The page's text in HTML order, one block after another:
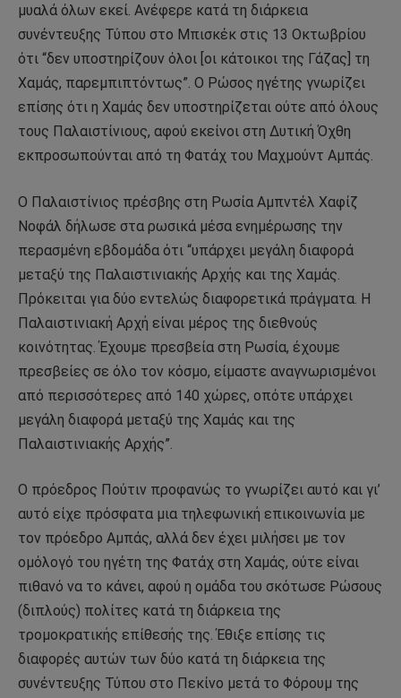
μυαλά όλων εκεί. Ανέφερε κατά τη διάρκεια
συνέντευξης Τύπου στο Μπισκέκ στις 13 Οκτωβρίου
ότι “δεν υποστηρίζουν όλοι [οι κάτοικοι της Γάζας] τη
Χαμάς, παρεμπιπτόντως”. Ο Ρώσος ηγέτης γνωρίζει
επίσης ότι η Χαμάς δεν υποστηρίζεται ούτε από όλους
τους Παλαιστίνιους, αφού εκείνοι στη Δυτική Όχθη
εκπροσωπούνται από τη Φατάχ του Μαχμούντ Αμπάς.
Ο Παλαιστίνιος πρέσβης στη Ρωσία Αμπντέλ Χαφίζ
Νοφάλ δήλωσε στα ρωσικά μέσα ενημέρωσης την
περασμένη εβδομάδα ότι “υπάρχει μεγάλη διαφορά
μεταξύ της Παλαιστινιακής Αρχής και της Χαμάς.
Πρόκειται για δύο εντελώς διαφορετικά πράγματα. Η
Παλαιστινιακή Αρχή είναι μέρος της διεθνούς
κοινότητας. Έχουμε πρεσβεία στη Ρωσία, έχουμε
πρεσβείες σε όλο τον κόσμο, είμαστε αναγνωρισμένοι
από περισσότερες από 140 χώρες, οπότε υπάρχει
μεγάλη διαφορά μεταξύ της Χαμάς και της
Παλαιστινιακής Αρχής”.
Ο πρόεδρος Πούτιν προφανώς το γνωρίζει αυτό και γι’
αυτό είχε πρόσφατα μια τηλεφωνική επικοινωνία με
τον πρόεδρο Αμπάς, αλλά δεν έχει μιλήσει με τον
ομόλογό του ηγέτη της Φατάχ στη Χαμάς, ούτε είναι
πιθανό να το κάνει, αφού η ομάδα του σκότωσε Ρώσους
(διπλούς) πολίτες κατά τη διάρκεια της
τρομοκρατικής επίθεσής της. Έθιξε επίσης τις
διαφορές αυτών των δύο κατά τη διάρκεια της
συνέντευξης Τύπου στο Πεκίνο μετά το Φόρουμ της